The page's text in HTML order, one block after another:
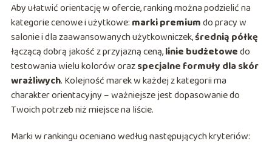
Aby ułatwić orientację w ofercie, ranking można podzielić na
kategorie cenowe i użytkowe: marki premiumdo pracy w
salonie i dla zaawansowanych użytkowniczek,średnią półkę
łączącą dobrą jakość z przyjazną ceną,linie budżetowedo
testowania wielu kolorów orazspecjalne formuły dla skór
wrażliwych. Kolejność marek w każdej z kategorii ma
charakter orientacyjny – ważniejsze jest dopasowanie do
Twoich potrzeb niż miejsce na liście.
Marki w rankingu oceniano według następujących kryteriów: